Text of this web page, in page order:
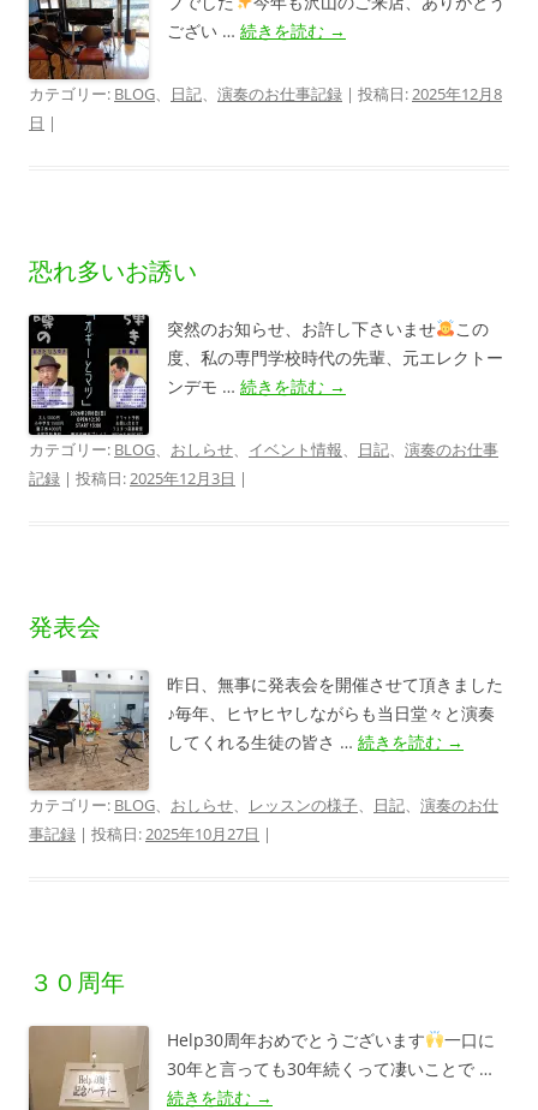
ござい … 続きを読む →
カテゴリー: BLOG、 日記、 演奏のお仕事記録 | 投稿日:2025年12月8
日 |
恐れ多いお誘い
突然のお知らせ、お許し下さいませ
この
度、私の専門学校時代の先輩、元エレクトー
ンデモ … 続きを読む →
カテゴリー: BLOG、 おしらせ、 イベント情報、 日記、 演奏のお仕事
記録 | 投稿日:2025年12月3日 |
発表会
昨日、無事に発表会を開催させて頂きました
♪毎年、ヒヤヒヤしながらも当日堂々と演奏
してくれる生徒の皆さ … 続きを読む →
カテゴリー: BLOG、 おしらせ、 レッスンの様子、 日記、 演奏のお仕
事記録 | 投稿日:2025年10月27日 |
３０周年
Help30周年おめでとうございます
一口に
30年と言っても30年続くって凄いことで …
続きを読む →